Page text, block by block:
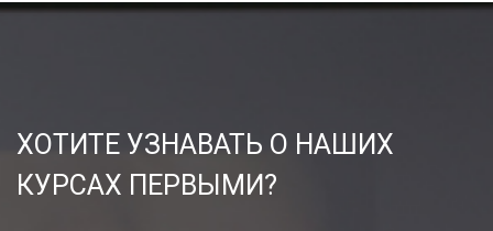
ХОТИТЕ УЗНАВАТЬ О НАШИХ
КУРСАХ ПЕРВЫМИ?